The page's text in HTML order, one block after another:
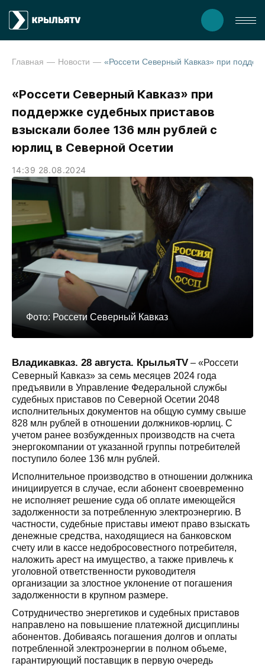
Главная Новости
«Россети Северный Кавказ» при
поддержке судебных приставов
взыскали более 136 млн рублей с
юрлиц в Северной Осетии
14:39 28.08.2024
Фото: Россети Северный Кавказ
Владикавказ. 28 августа. КрыльяTV – «Россети
Северный Кавказ» за семь месяцев 2024 года
предъявили в Управление Федеральной службы
судебных приставов по Северной Осетии 2048
исполнительных документов на общую сумму свыше
828 млн рублей в отношении должников-юрлиц. С
учетом ранее возбужденных производств на счета
энергокомпании от указанной группы потребителей
поступило более 136 млн рублей.
Исполнительное производство в отношении должника
инициируется в случае, если абонент своевременно
не исполняет решение суда об оплате имеющейся
задолженности за потребленную электроэнергию. В
частности, судебные приставы имеют право взыскать
денежные средства, находящиеся на банковском
счету или в кассе недобросовестного потребителя,
наложить арест на имущество, а также привлечь к
уголовной ответственности руководителя
организации за злостное уклонение от погашения
задолженности в крупном размере.
Сотрудничество энергетиков и судебных приставов
направлено на повышение платежной дисциплины
абонентов. Добиваясь погашения долгов и оплаты
потребленной электроэнергии в полном объеме,
гарантирующий поставщик в первую очередь